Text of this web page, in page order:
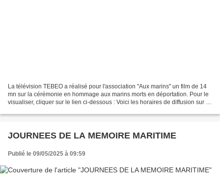
La télévision TEBEO a réalisé pour l'association "Aux marins" un film de 14
mn sur la cérémonie en hommage aux marins morts en déportation. Pour le
visualiser, cliquer sur le lien ci-dessous : Voici les horaires de diffusion sur la
JOURNEES DE LA MEMOIRE MARITIME
Publié le 09/05/2025 à 09:59